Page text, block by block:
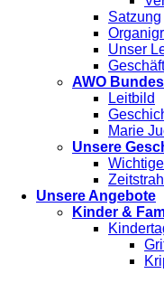
Satzung
Unser
AWO
Leitbild
Marie
Unsere
Zeitstrahl
Unsere Angebote
Kinder &